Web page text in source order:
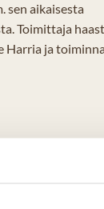
sen aikaisesta
Toimittaja
Harria ja